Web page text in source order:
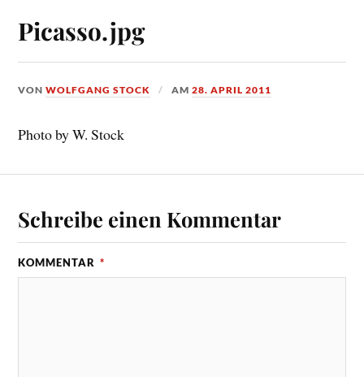
Picasso.jpg
VONWOLFGANG STOCK AM28. APRIL 2011
Photo by W. Stock
Schreibe einen Kommentar
KOMMENTAR *